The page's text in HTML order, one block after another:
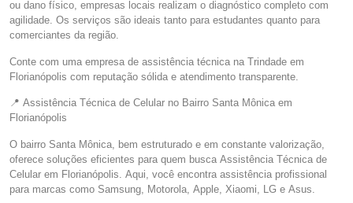
ou dano físico, empresas locais realizam o diagnóstico completo com
agilidade. Os serviços são ideais tanto para estudantes quanto para
comerciantes da região.
Conte com uma empresa de assistência técnica na Trindade em
Florianópolis com reputação sólida e atendimento transparente.
📍 Assistência Técnica de Celular no Bairro Santa Mônica em
Florianópolis
O bairro Santa Mônica, bem estruturado e em constante valorização,
oferece soluções eficientes para quem busca Assistência Técnica de
Celular em Florianópolis. Aqui, você encontra assistência profissional
para marcas como Samsung, Motorola, Apple, Xiaomi, LG e Asus.